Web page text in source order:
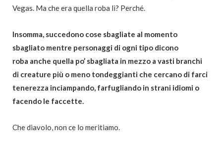
Vegas. Ma che era quella roba lì? Perché.
Insomma, succedono cose sbagliate al momento
sbagliato mentre personaggi di ogni tipo dicono
roba anche quella po’ sbagliata in mezzo a vasti branchi
di creature più o meno tondeggianti che cercano di farci
tenerezza inciampando, farfugliando in strani idiomi o
facendo le faccette.
Che diavolo, non ce lo meritiamo.